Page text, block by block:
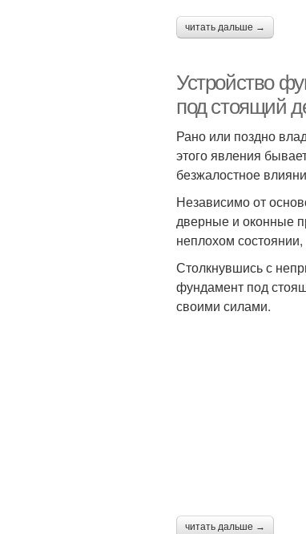
читать дальше →
Устройство
под стоящий
Рано или поздно
этого явления
безжалостное
Независимо от
дверные и оконные
неплохом
Столкнувшись с
фундамент под
своими силами.
читать дальше →